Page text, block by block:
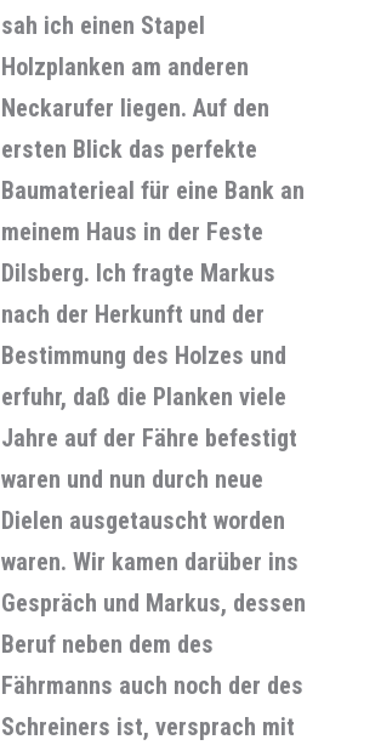
sah ich einen Stapel
Holzplanken am anderen
Neckarufer liegen. Auf den
ersten Blick das perfekte
Baumaterieal für eine Bank an
meinem Haus in der Feste
Dilsberg. Ich fragte Markus
nach der Herkunft und der
Bestimmung des Holzes und
erfuhr, daß die Planken viele
Jahre auf der Fähre befestigt
waren und nun durch neue
Dielen ausgetauscht worden
waren. Wir kamen darüber ins
Gespräch und Markus, dessen
Beruf neben dem des
Fährmanns auch noch der des
Schreiners ist, versprach mit